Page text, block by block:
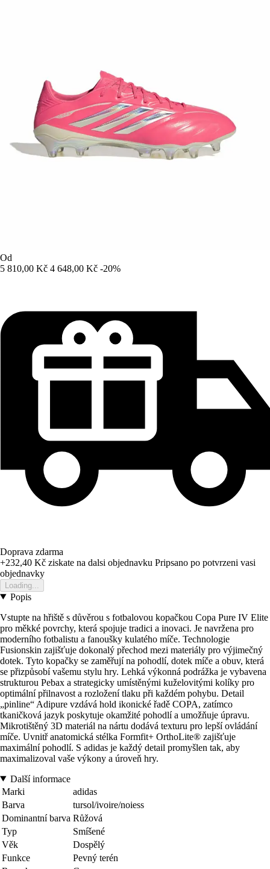
Od
5 810,00 Kč 4 648,00 Kč -20%
Doprava zdarma
+232,40 Kč ziskate na dalsi objednavku Pripsano po potvrzeni vasi
objednavky
Loading...
Popis
Vstupte na hřiště s důvěrou s fotbalovou kopačkou Copa Pure IV Elite
pro měkké povrchy, která spojuje tradici a inovaci. Je navržena pro
moderního fotbalistu a fanoušky kulatého míče. Technologie
Fusionskin zajišťuje dokonalý přechod mezi materiály pro výjimečný
dotek. Tyto kopačky se zaměřují na pohodlí, dotek míče a obuv, která
se přizpůsobí vašemu stylu hry. Lehká výkonná podrážka je vybavena
strukturou Pebax a strategicky umístěnými kuželovitými kolíky pro
optimální přilnavost a rozložení tlaku při každém pohybu. Detail
„pinline“ Adipure vzdává hold ikonické řadě COPA, zatímco
tkaničková jazyk poskytuje okamžité pohodlí a umožňuje úpravu.
Mikrotištěný 3D materiál na nártu dodává texturu pro lepší ovládání
míče. Uvnitř anatomická stélka Formfit+ OrthoLite® zajišťuje
maximální pohodlí. S adidas je každý detail promyšlen tak, aby
maximalizoval vaše výkony a úroveň hry.
Další informace
Marki
adidas
Barva
tursol/ivoire/noiess
Dominantní barva Růžová
Typ
Smíšené
Věk
Dospělý
Funkce
Pevný terén